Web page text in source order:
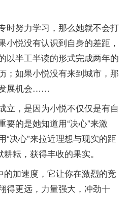
努力学习，那么她就不会打
小悦没有认识到自身的差距，
以半工半读的形式完成两年的
；如果小悦没有来到城市，那
展机会……
，是因为小悦不仅仅是有自
要的是她知道用“决心”来激
“决心”来拉近理想与现实的距
耘，获得丰收的果实。
加速度，它让你在激烈的竞
得更远，力量强大，冲劲十